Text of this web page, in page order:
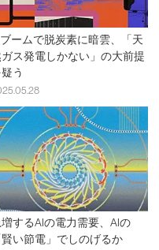
ームで脱炭素に暗雲、「天
ス発電しかない」の大前提
う
するAIの電力需要、AIの
賢い節電」でしのげるか